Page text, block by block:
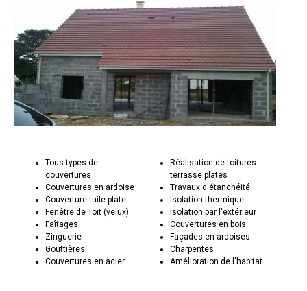
Tous types de
couvertures
Couvertures en ardoise
Couverture tuile plate
Fenêtre de Toit (velux)
Faîtages
Zinguerie
Gouttières
Couvertures en acier
Réalisation de toitures
terrasse plates
Travaux d'étanchéité
Isolation thermique
Isolation par l'extérieur
Couvertures en bois
Façades en ardoises
Charpentes
Amélioration de l'habitat